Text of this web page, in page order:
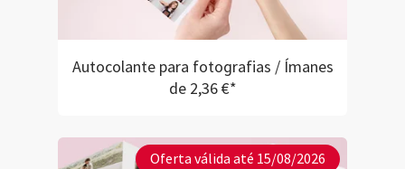
Autocolante para fotografias / Ímanes
de 2,36 €*
Oferta válida até 15/08/2026